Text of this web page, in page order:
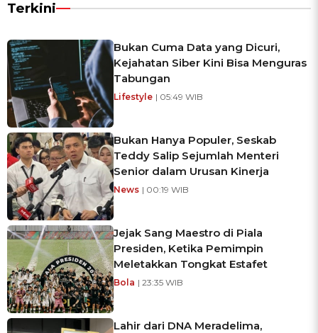
Terkini
Bukan Cuma Data yang Dicuri,
Kejahatan Siber Kini Bisa Menguras
Tabungan
Lifestyle | 05:49 WIB
Bukan Hanya Populer, Seskab
Teddy Salip Sejumlah Menteri
Senior dalam Urusan Kinerja
News | 00:19 WIB
Jejak Sang Maestro di Piala
Presiden, Ketika Pemimpin
Meletakkan Tongkat Estafet
Bola | 23:35 WIB
Lahir dari DNA Meradelima,